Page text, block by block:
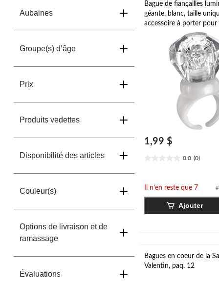
Aubaines
Groupe(s) d’âge
Prix
Produits vedettes
Disponibilité des articles
Couleur(s)
Options de livraison et de
ramassage
Évaluations
Bague de fiançailles
géante, blanc, taille
accessoire à porter pour
de fiançailles/
de jeune fille
1,99 $
0.0 (0)
5.Il n’en reste que 7
Ajouter
Bagues en coeur de la
Valentin, paq. 12